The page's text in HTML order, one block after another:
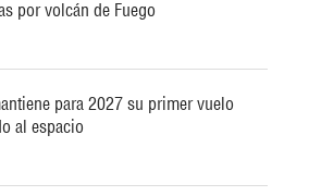
por volcán de Fuego
para 2027 su primer vuelo
al espacio